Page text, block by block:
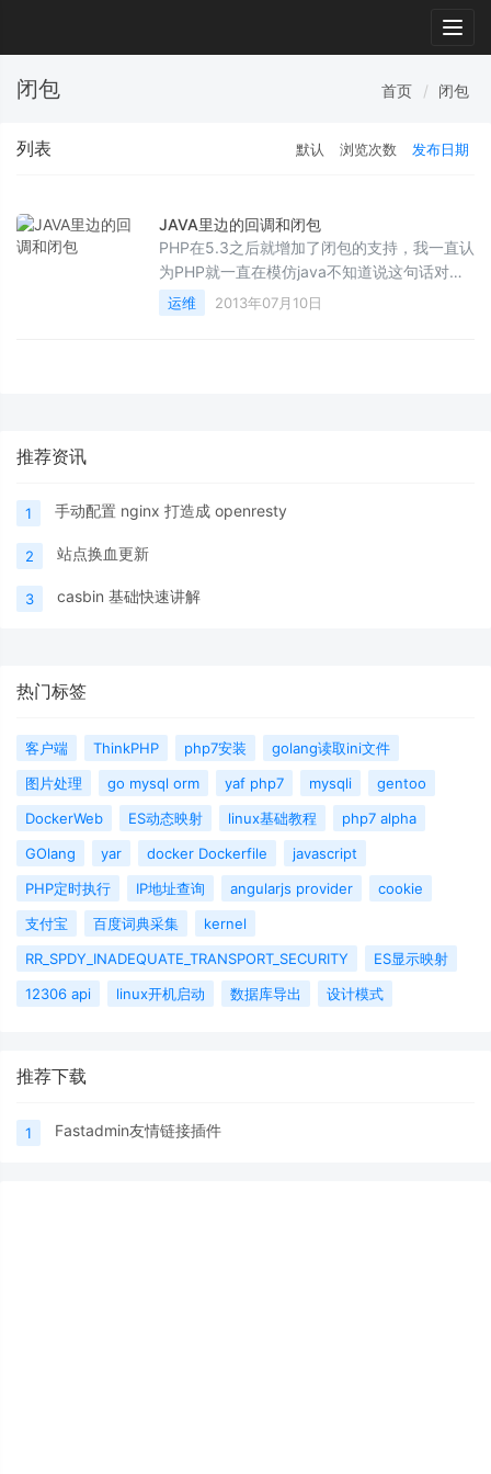
闭包 首页 闭包
列表 默认 浏览次数 发布日期
JAVA里边的回调和闭包
PHP在5.3之后就增加了闭包的支持，我一直认
为PHP就一直在模仿java不知道说这句话对不
对，但是今天我给大家讲的就是java来实现回
调和闭包，java的...
运维 2013年07月10日
推荐资讯
1 手动配置 nginx 打造成 openresty
2 站点换血更新
3 casbin 基础快速讲解
热门标签
客户端 ThinkPHP php7安装
golang读取ini文件
图片处理
go mysql orm yaf php7 mysqli
gentoo
DockerWeb
ES动态映射 linux基础教程
php7 alpha
GOlang
yar docker Dockerfile
javascript
PHP定时执行
IP地址查询 angularjs provider
cookie
支付宝
百度词典采集
kernel
RR_SPDY_INADEQUATE_TRANSPORT_SECURITY
ES显示映射
12306 api
linux开机启动 数据库导出 设计模式
推荐下载
1 Fastadmin友情链接插件